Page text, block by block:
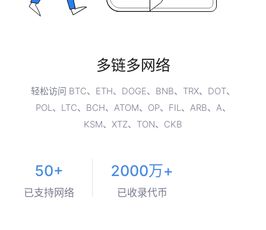
多链多网络
轻松访问 BTC、ETH、DOGE、BNB、TRX、DOT、
POL、LTC、BCH、ATOM、OP、FIL、ARB、A、
KSM、XTZ、TON、CKB
50+
已支持网络
2000万+
已收录代币